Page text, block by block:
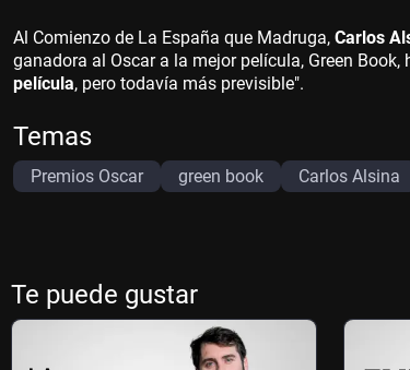
Al Comienzo de La España que Madruga, Carlos
ganadora al Oscar a la mejor película, Green Book,
película, pero todavía más previsible".
Temas
Premios Oscar green book Carlos Alsina
Te puede gustar